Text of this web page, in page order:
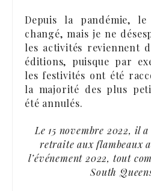
Depuis la pandémie,
changé, mais je ne
les activités reviennent
éditions, puisque par
les festivités ont été
la majorité des plus
été annulés.
Le 15 novembre 2022, il
retraite aux flambeaux
l’événement 2022, tout
South